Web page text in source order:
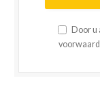
Door u